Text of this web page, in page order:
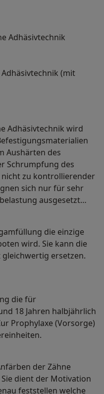
Adhäsivtechnik
(mit
Adhäsivtechnik wird
Aushärten des
Schrumpfung des
zu kontrollierender
sich nur für sehr
ausgesetzt
die einzige
wird. Sie kann die
ersetzen.
die für
18 Jahren halbjährlich
Prophylaxe (Vorsorge)
der Zähne
dient der Motivation
feststellen welche